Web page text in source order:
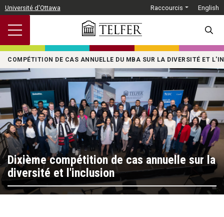
Passer au contenu principal
Université d'Ottawa Raccourcis English
COMPÉTITION DE CAS ANNUELLE DU MBA SUR LA DIVERSITÉ ET
Dixième compétition de cas annuelle sur la
diversité et l'inclusion